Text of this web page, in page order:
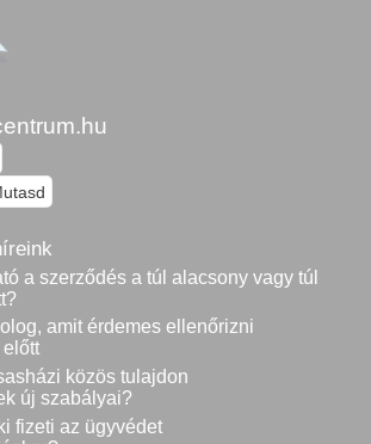
a szerződés a túl alacsony vagy túl
amit érdemes ellenőrizni
előtt
közös tulajdon
új szabályai?
fizeti az ügyvédet